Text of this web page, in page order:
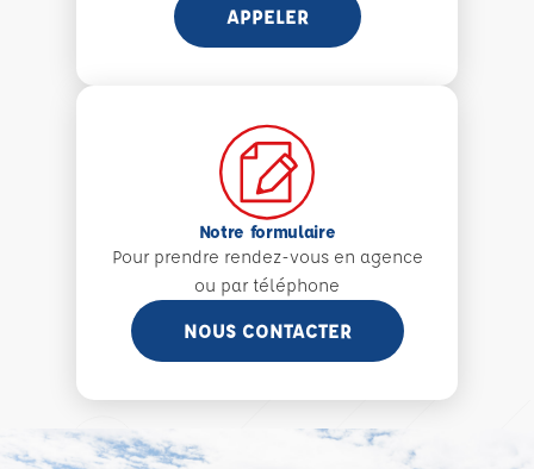
APPELER
Notre formulaire
Pour prendre rendez-vous en agence
ou par téléphone
NOUS CONTACTER